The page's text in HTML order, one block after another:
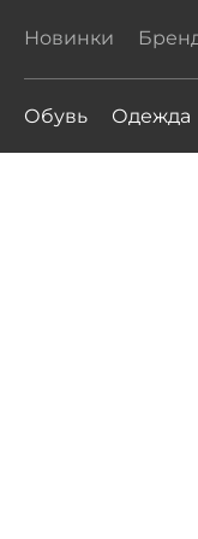
Новинки
Обувь Одежда